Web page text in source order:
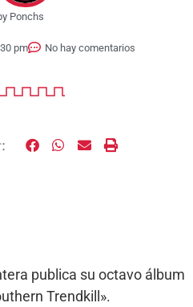
Ponchs
pm No hay comentarios
publica su octavo álbum
Trendkill».